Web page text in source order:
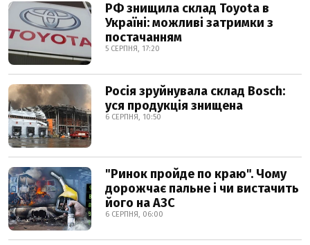
РФ знищила склад Toyota в
Україні: можливі затримки з
постачанням
5 СЕРПНЯ, 17:20
Росія зруйнувала склад Bosch:
уся продукція знищена
6 СЕРПНЯ, 10:50
"Ринок пройде по краю". Чому
дорожчає пальне і чи вистачить
його на АЗС
6 СЕРПНЯ, 06:00